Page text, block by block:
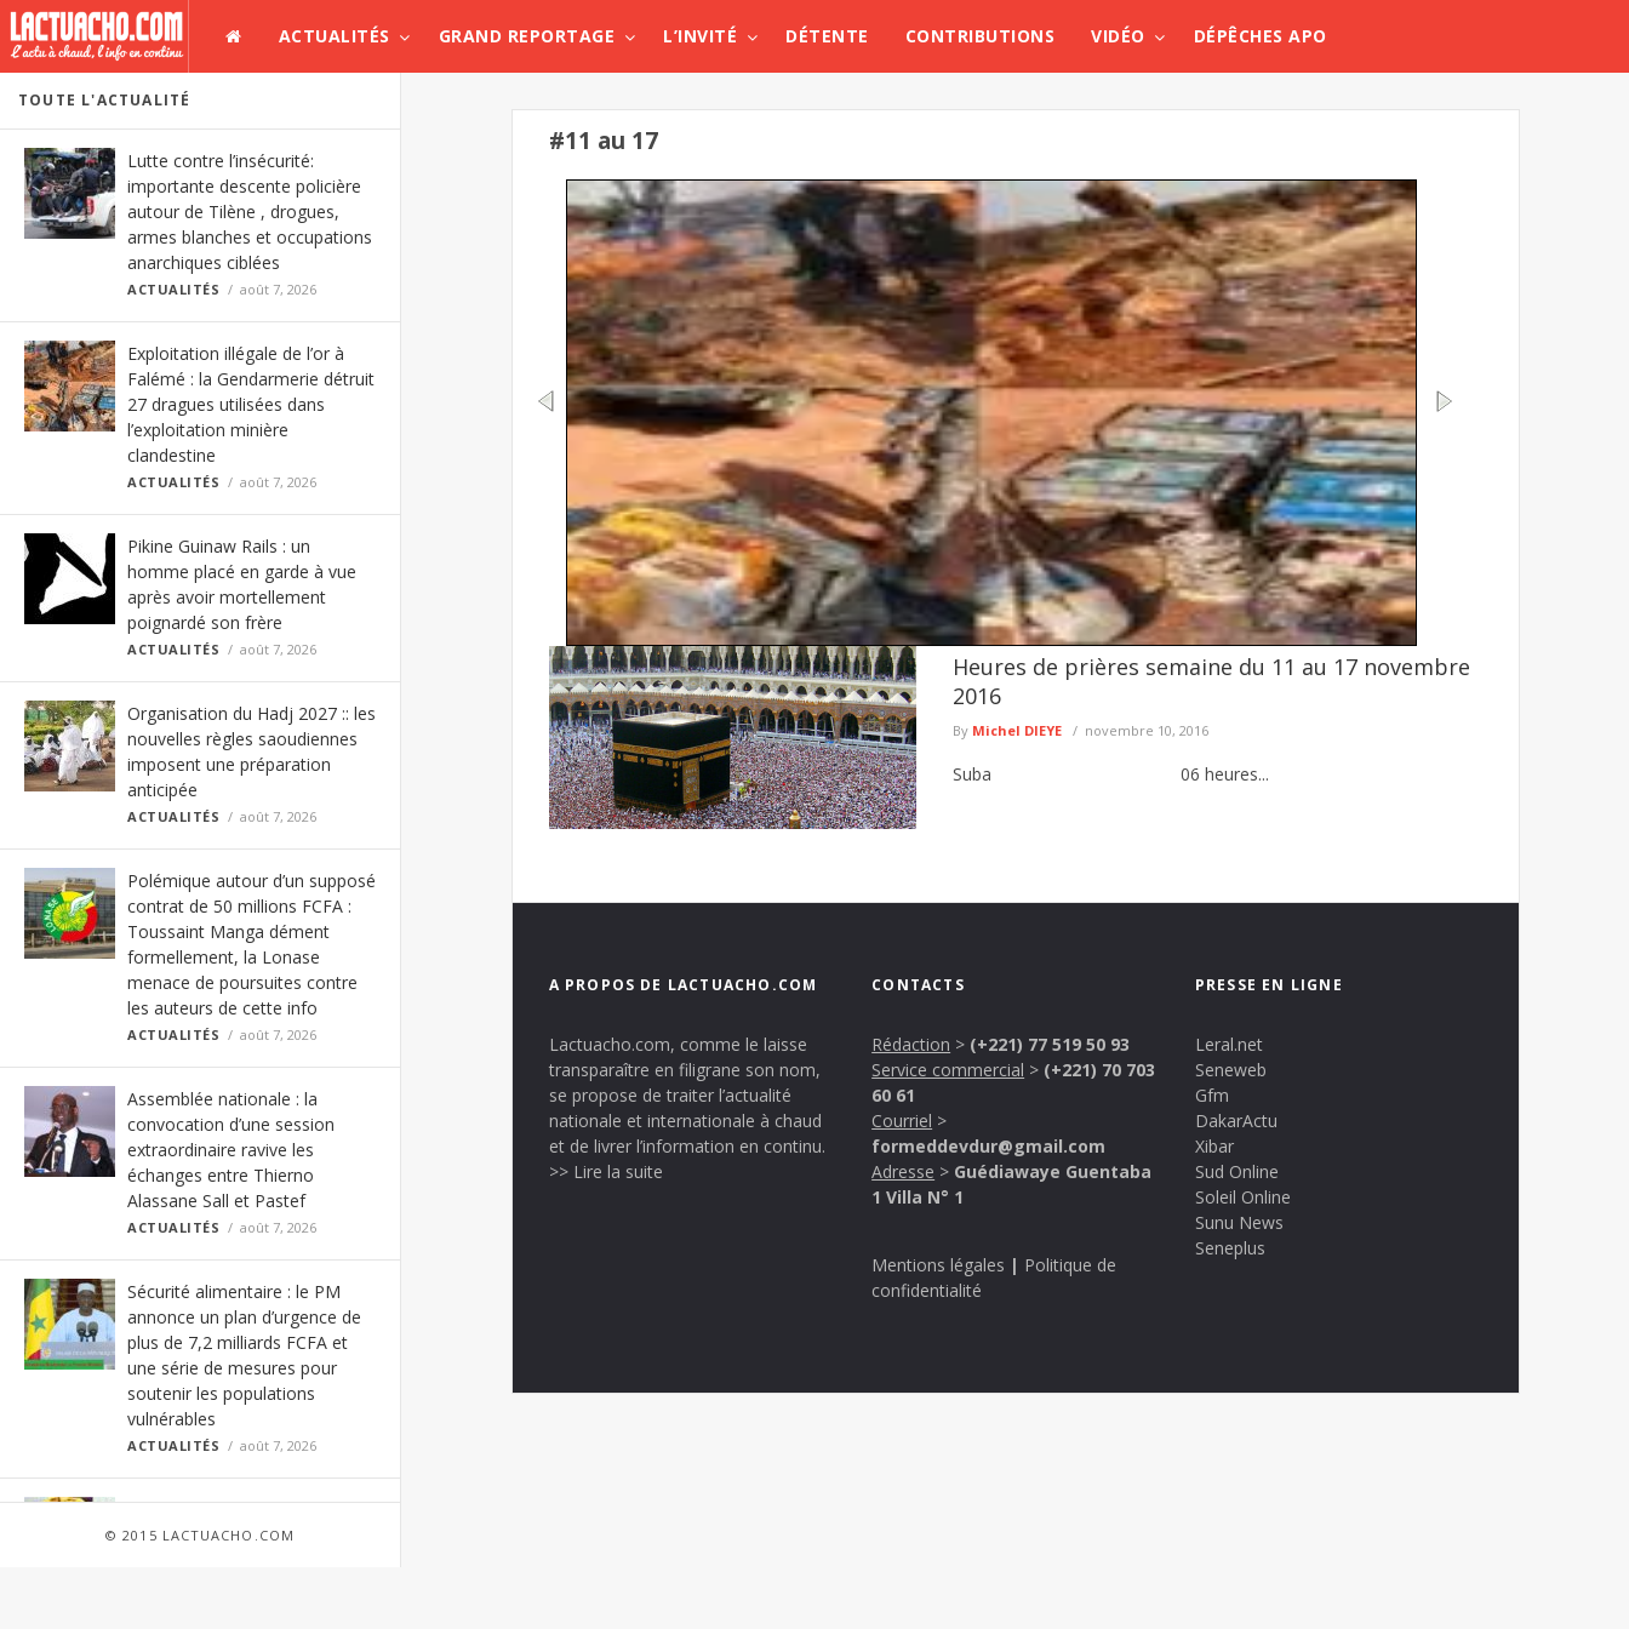
ACTUALITÉS GRAND REPORTAGE L’INVITÉ DÉTENTE CONTRIBUTIONS VIDÉO DÉPÊCHES APO
TOUTE L'ACTUALITÉ
Lutte contre l’insécurité:
importante descente policière
autour de Tilène , drogues,
armes blanches et occupations
anarchiques ciblées
ACTUALITÉS août 7, 2026
Exploitation illégale de l’or à
Falémé : la Gendarmerie détruit
27 dragues utilisées dans
l’exploitation minière
clandestine
ACTUALITÉS août 7, 2026
Pikine Guinaw Rails : un
homme placé en garde à vue
après avoir mortellement
poignardé son frère
ACTUALITÉS août 7, 2026
Organisation du Hadj 2027 :: les
nouvelles règles saoudiennes
imposent une préparation
anticipée
ACTUALITÉS août 7, 2026
Polémique autour d’un supposé
contrat de 50 millions FCFA :
Toussaint Manga dément
formellement, la Lonase
menace de poursuites contre
les auteurs de cette info
ACTUALITÉS août 7, 2026
Assemblée nationale : la
convocation d’une session
extraordinaire ravive les
échanges entre Thierno
Alassane Sall et Pastef
ACTUALITÉS août 7, 2026
Sécurité alimentaire : le PM
annonce un plan d’urgence de
plus de 7,2 milliards FCFA et
une série de mesures pour
soutenir les populations
vulnérables
ACTUALITÉS août 7, 2026
Chronique : Icare à Médinatoul
Salam – Sokhna Aïda Diallo
© 2015 LACTUACHO.COM
#11 au 17
Exploitation illégale de l'or à Falémé : la Gendarmerie détruit 27 dragues utilisées dans l'exploitation
minière clandestine
La Gendarmerie nationale poursuit ses opérations de lutte contre l'exploitation illégale des ressources naturelles dans l'Est du
Sénégal. Dans le ...
lire plus
Heures de prières semaine du 11 au 17 novembre
2016
By Michel DIEYE novembre 10, 2016
Suba 06 heures...
A PROPOS DE LACTUACHO.COM
Lactuacho.com, comme le laisse
transparaître en filigrane son nom,
se propose de traiter l’actualité
nationale et internationale à chaud
et de livrer l’information en continu.
>> Lire la suite
CONTACTS
Rédaction > (+221) 77 519 50 93
Service commercial > (+221) 70 703
60 61
Courriel >
formeddevdur@gmail.com
Adresse > Guédiawaye Guentaba
1 Villa N° 1
Mentions légales | Politique de
confidentialité
PRESSE EN LIGNE
Leral.net
Seneweb
Gfm
DakarActu
Xibar
Sud Online
Soleil Online
Sunu News
Seneplus